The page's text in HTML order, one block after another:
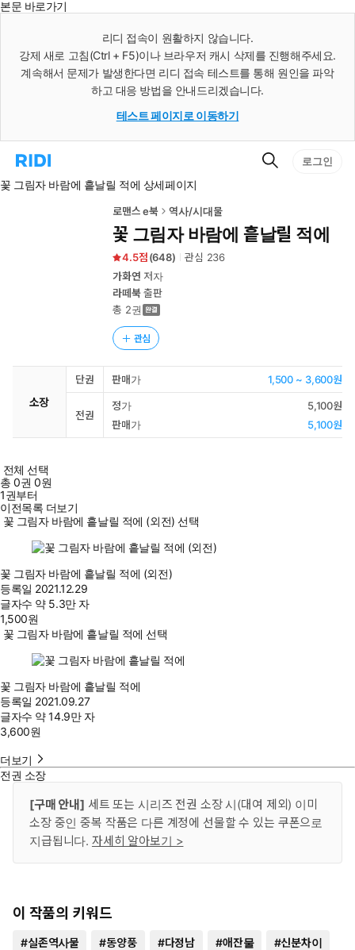
본문 바로가기
리디 접속이 원활하지 않습니다.
강제 새로 고침(Ctrl + F5)이나 브라우저 캐시 삭제를 진행해주세요.
계속해서 문제가 발생한다면 리디 접속 테스트를 통해 원인을 파악
하고 대응 방법을 안내드리겠습니다.
테스트 페이지로 이동하기
리
홈
검
로그인
꽃 그림자 바람에 흩날릴 적에 상세페이지
로맨스 e북 역사/시대물
꽃 그림자 바람에 흩날릴 적에
4.5 (648) 관심 236
가화연 저자
라떼북출판
총 2권
관심
소장
단권 판매가 1,500 ~ 3,600원
전권
정가
5,100원
판매가
5,100원
전체 선택
총0권 0원
1권부터
이전목록 더보기
꽃 그림자 바람에 흩날릴 적에 (외전) 선택
꽃 그림자 바람에 흩날릴 적에 (외전)
등록일 2021.12.29
글자수 약 5.3만 자
1,500원
꽃 그림자 바람에 흩날릴 적에 선택
꽃 그림자 바람에 흩날릴 적에
등록일 2021.09.27
글자수 약 14.9만 자
3,600원
더보기
전권 소장
[구매 안내] 세트 또는 시리즈 전권 소장 시(대여 제외) 이미
소장 중인 중복 작품은 다른 계정에 선물할 수 있는 쿠폰으로
지급됩니다. 자세히 알아보기 >
이 작품의 키워드
#실존역사물 #동양풍 #다정남 #애잔물 #신분차이